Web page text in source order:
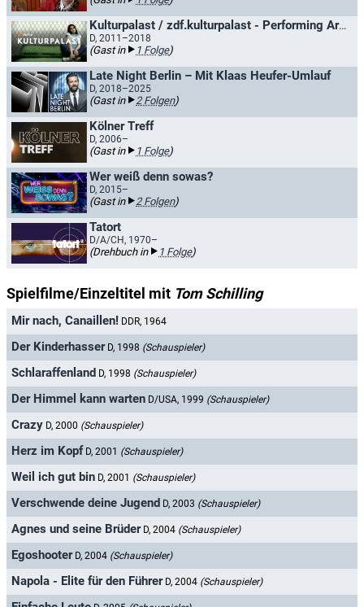
Kulturpalast / zdf.kulturpalast - Performing Arts & More
D, 2011–2018
(Gast in 1 Folge)
Late Night Berlin – Mit Klaas Heufer-Umlauf
D, 2018–2025
(Gast in 2 Folgen)
Kölner Treff
D, 2006–
(Gast in 1 Folge)
Wer weiß denn sowas?
D, 2015–
(Gast in 2 Folgen)
Tatort
D/A/CH, 1970–
(Drehbuch in 1 Folge)
Spielfilme/Einzeltitel mit Tom Schilling
Mir nach, Canaillen! DDR, 1964
Der Kinderhasser D, 1998 (Schauspieler)
Schlaraffenland D, 1998 (Schauspieler)
Der Himmel kann warten D/USA, 1999 (Schauspieler)
Crazy D, 2000 (Schauspieler)
Herz im Kopf D, 2001 (Schauspieler)
Weil ich gut bin D, 2001 (Schauspieler)
Verschwende deine Jugend D, 2003 (Schauspieler)
Agnes und seine Brüder D, 2004 (Schauspieler)
Egoshooter D, 2004 (Schauspieler)
Napola - Elite für den Führer D, 2004 (Schauspieler)